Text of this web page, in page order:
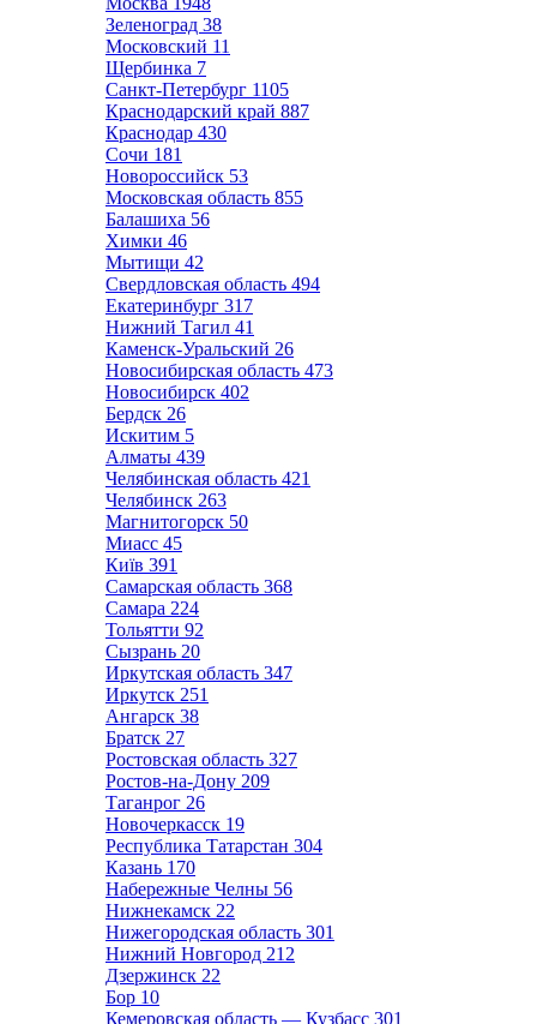
Зеленоград 38
Московский 11
Щербинка 7
Санкт-Петербург 1105
Краснодарский край 887
Краснодар 430
Сочи 181
Новороссийск 53
Московская область 855
Балашиха 56
Химки 46
Мытищи 42
Свердловская область 494
Екатеринбург 317
Нижний Тагил 41
Каменск-Уральский 26
Новосибирская область 473
Новосибирск 402
Бердск 26
Искитим 5
Алматы 439
Челябинская область 421
Челябинск 263
Магнитогорск 50
Миасс 45
Київ 391
Самарская область 368
Самара 224
Тольятти 92
Сызрань 20
Иркутская область 347
Иркутск 251
Ангарск 38
Братск 27
Ростовская область 327
Ростов-на-Дону 209
Таганрог 26
Новочеркасск 19
Республика Татарстан 304
Казань 170
Набережные Челны 56
Нижнекамск 22
Нижегородская область 301
Нижний Новгород 212
Дзержинск 22
Бор 10
Кемеровская область — Кузбасс 301